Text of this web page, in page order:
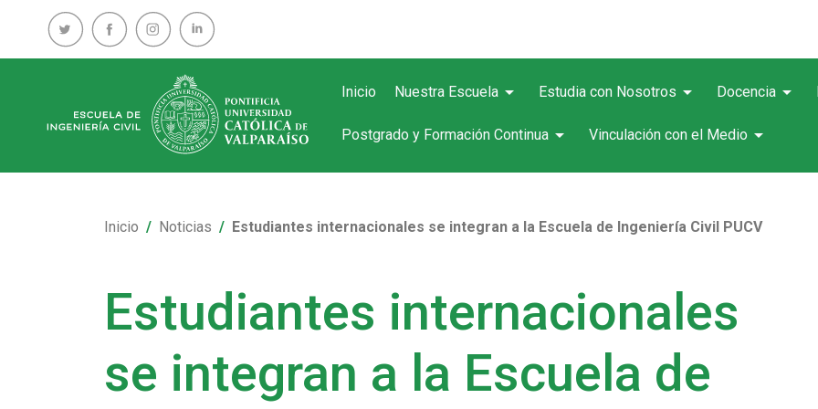
Inicio Nuestra Escuela arrow_drop_down Estudia con Nosotros arrow_drop_down Docencia arrow_drop_down
Postgrado y Formación Continua arrow_drop_down Vinculación con el Medio arrow_drop_down
Inicio Noticias Estudiantes internacionales se integran a la Escuela de Ingeniería Civil PUCV
Estudiantes internacionales
se integran a la Escuela de